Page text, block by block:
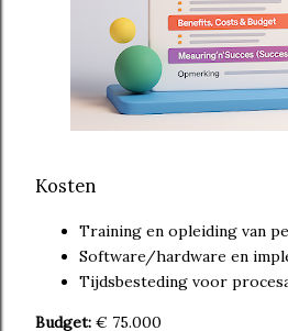
Kosten
Training en opleiding van
Software/hardware en
Tijdsbesteding voor
Budget: € 75.000